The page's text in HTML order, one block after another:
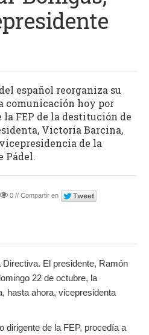
español reorganiza su
comunicación hoy por
FEP de la destitución de
Victoria Barcina,
de la
Pádel.
0 // Compartir en
El presidente, Ramón
22 de octubre, la
hasta ahora, vicepresidenta
dirigente de la FEP, procedía a